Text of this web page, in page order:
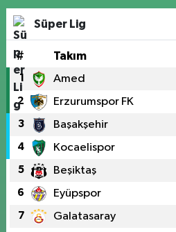
Süper Lig
# Takım
1 Amed
2 Erzurumspor FK
3 Başakşehir
4 Kocaelispor
5 Beşiktaş
6 Eyüpspor
7 Galatasaray